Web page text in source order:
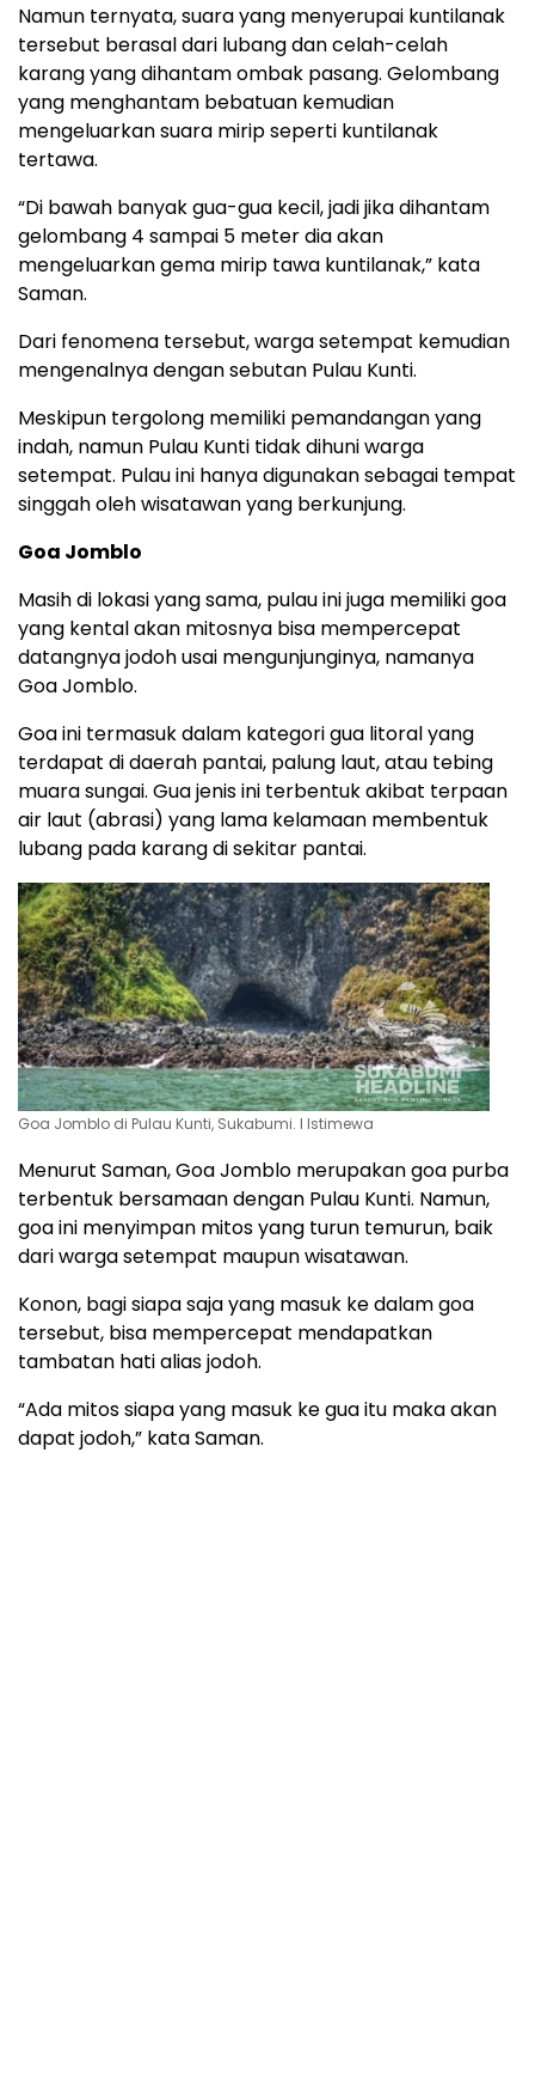
Namun ternyata, suara yang menyerupai kuntilanak
tersebut berasal dari lubang dan celah-celah
karang yang dihantam ombak pasang. Gelombang
yang menghantam bebatuan kemudian
mengeluarkan suara mirip seperti kuntilanak
tertawa.
“Di bawah banyak gua-gua kecil, jadi jika dihantam
gelombang 4 sampai 5 meter dia akan
mengeluarkan gema mirip tawa kuntilanak,” kata
Saman.
Dari fenomena tersebut, warga setempat kemudian
mengenalnya dengan sebutan Pulau Kunti.
Meskipun tergolong memiliki pemandangan yang
indah, namun Pulau Kunti tidak dihuni warga
setempat. Pulau ini hanya digunakan sebagai tempat
singgah oleh wisatawan yang berkunjung.
Goa Jomblo
Masih di lokasi yang sama, pulau ini juga memiliki goa
yang kental akan mitosnya bisa mempercepat
datangnya jodoh usai mengunjunginya, namanya
Goa Jomblo.
Goa ini termasuk dalam kategori gua litoral yang
terdapat di daerah pantai, palung laut, atau tebing
muara sungai. Gua jenis ini terbentuk akibat terpaan
air laut (abrasi) yang lama kelamaan membentuk
lubang pada karang di sekitar pantai.
Goa Jomblo di Pulau Kunti, Sukabumi. l Istimewa
Menurut Saman, Goa Jomblo merupakan goa purba
terbentuk bersamaan dengan Pulau Kunti. Namun,
goa ini menyimpan mitos yang turun temurun, baik
dari warga setempat maupun wisatawan.
Konon, bagi siapa saja yang masuk ke dalam goa
tersebut, bisa mempercepat mendapatkan
tambatan hati alias jodoh.
“Ada mitos siapa yang masuk ke gua itu maka akan
dapat jodoh,” kata Saman.